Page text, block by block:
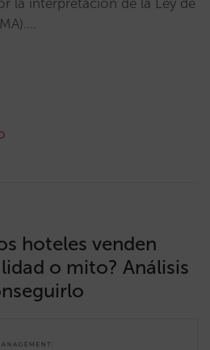
la interpretación de la Ley de
hoteles venden
o mito? Análisis